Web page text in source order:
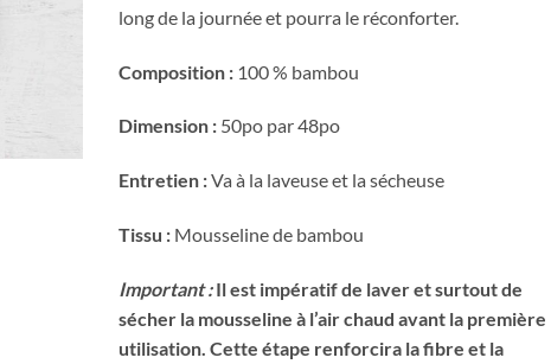
long de la journée et pourra le réconforter.
Composition :100 % bambou
Dimension :50po par 48po
Entretien :Va à la laveuse et la sécheuse
Tissu :Mousseline de bambou
Important :Il est impératif de laver et surtout de
sécher la mousseline à l’air chaud avant la première
utilisation. Cette étape renforcira la fibre et la